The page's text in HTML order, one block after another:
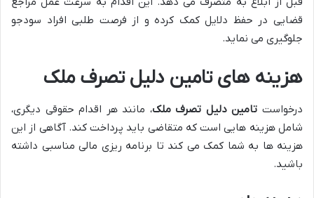
قضایی در حفظ دلایل کمک کرده و از فرصت طلبی افراد سودجو
جلوگیری می نماید.
هزینه های تامین دلیل تصرف ملک
درخواست تامین دلیل تصرف ملک، مانند هر اقدام حقوقی دیگری،
شامل هزینه هایی است که متقاضی باید پرداخت کند. آگاهی از این
هزینه ها به شما کمک می کند تا برنامه ریزی مالی مناسبی داشته
باشید.